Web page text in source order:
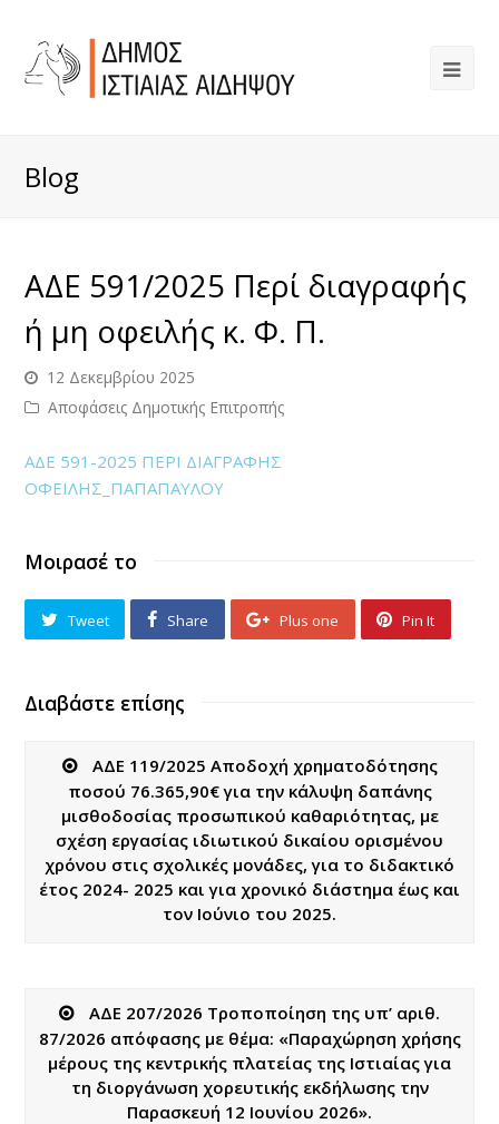
Blog
ΑΔΕ 591/2025 Περί διαγραφής
ή μη οφειλής κ. Φ. Π.
12 Δεκεμβρίου 2025
Αποφάσεις Δημοτικής Επιτροπής
ΑΔΕ 591-2025 ΠΕΡΙ ΔΙΑΓΡΑΦΗΣ
ΟΦΕΙΛΗΣ_ΠΑΠΑΠΑΥΛΟΥ
Μοιρασέ το
Tweet Share Plus one Pin It
Διαβάστε επίσης
ΑΔΕ 119/2025 Αποδοχή χρηματοδότησης
ποσού 76.365,90€ για την κάλυψη δαπάνης
μισθοδοσίας προσωπικού καθαριότητας, με
σχέση εργασίας ιδιωτικού δικαίου ορισμένου
χρόνου στις σχολικές μονάδες, για το διδακτικό
έτος 2024- 2025 και για χρονικό διάστημα έως και
τον Ιούνιο του 2025.
ΑΔΕ 207/2026 Τροποποίηση της υπ’ αριθ.
87/2026 απόφασης με θέμα: «Παραχώρηση χρήσης
μέρους της κεντρικής πλατείας της Ιστιαίας για
τη διοργάνωση χορευτικής εκδήλωσης την
Παρασκευή 12 Ιουνίου 2026».